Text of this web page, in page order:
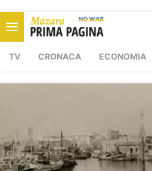
TV CRONACA ECONOMIA